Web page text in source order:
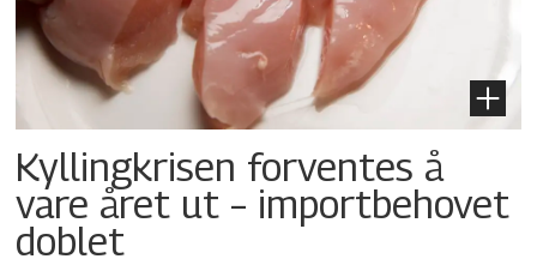
Kyllingkrisen forventes å
vare året ut – importbehovet
doblet